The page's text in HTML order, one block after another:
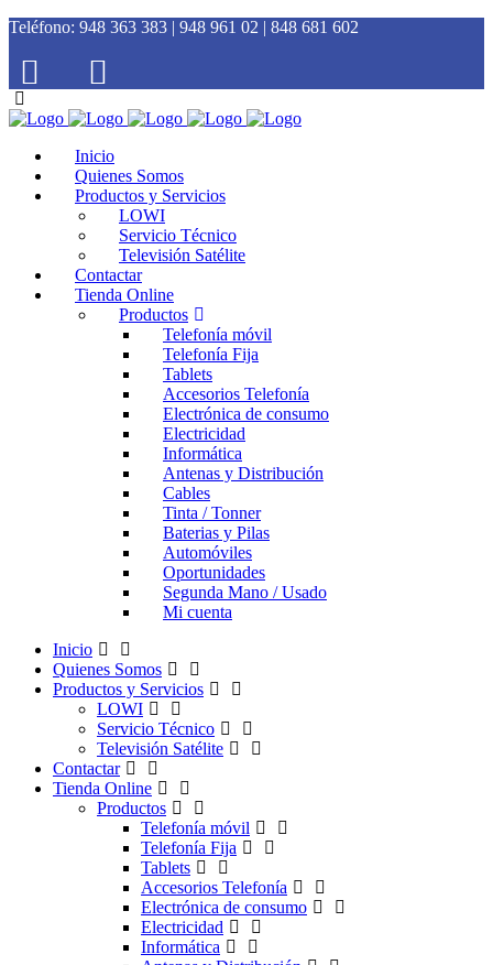
Teléfono: 948 363 383 | 948 961 02 | 848 681 602
Inicio
Quienes Somos
Productos y Servicios
LOWI
Servicio Técnico
Televisión Satélite
Contactar
Tienda Online
Productos
Telefonía móvil
Telefonía Fija
Tablets
Accesorios Telefonía
Electrónica de consumo
Electricidad
Informática
Antenas y Distribución
Cables
Tinta / Tonner
Baterias y Pilas
Automóviles
Oportunidades
Segunda Mano / Usado
Mi cuenta
Inicio
Quienes Somos
Productos y Servicios
LOWI
Servicio Técnico
Televisión Satélite
Contactar
Tienda Online
Productos
Telefonía móvil
Telefonía Fija
Tablets
Accesorios Telefonía
Electrónica de consumo
Electricidad
Informática